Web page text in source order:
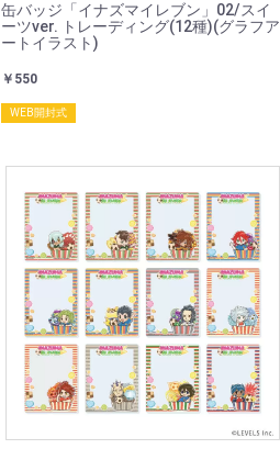
缶バッジ「イナズマイレブン」02/スイ
ーツver. トレーディング(12種)(グラフア
ートイラスト)
￥550
WEB開封式